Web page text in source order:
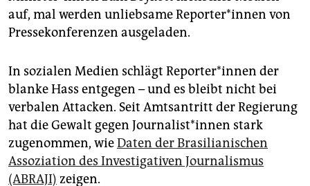
auf, mal werden unliebsame Reporter*innen von
Pressekonferenzen ausgeladen.
In sozialen Medien schlägt Reporter*innen der
blanke Hass entgegen – und es bleibt nicht bei
verbalen Attacken. Seit Amtsantritt der Regierung
hat die Gewalt gegen Journalist*innen stark
zugenommen, wieDaten der Brasilianischen
Assoziation des Investigativen Journalismus
(ABRAJI) zeigen.